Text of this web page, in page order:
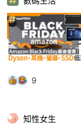
9
知性女生